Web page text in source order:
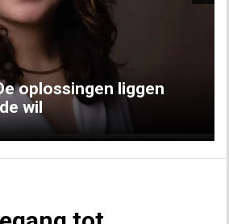
oplossingen liggen
wil